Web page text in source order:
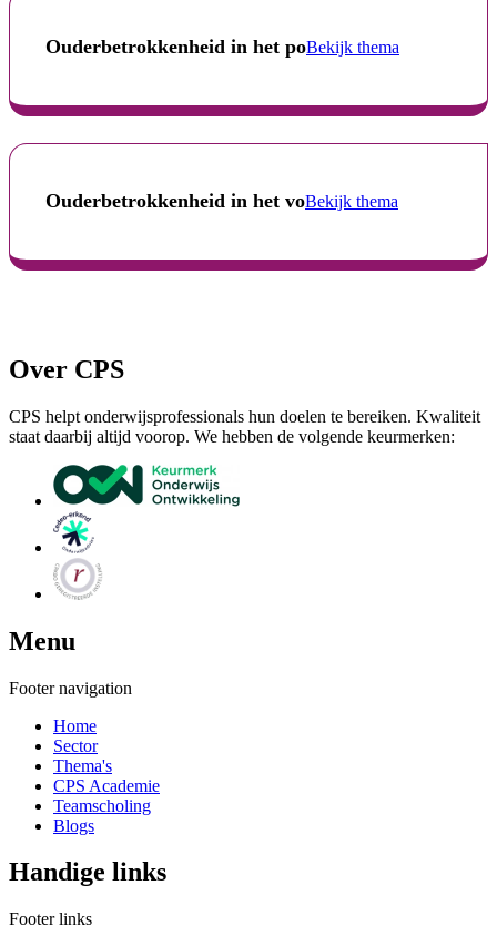
Ouderbetrokkenheid in het poBekijk thema
Ouderbetrokkenheid in het voBekijk thema
Over CPS
CPS helpt onderwijsprofessionals hun doelen te bereiken. Kwaliteit
staat daarbij altijd voorop. We hebben de volgende keurmerken:
Menu
Footer navigation
Home
Sector
Thema's
CPS Academie
Teamscholing
Blogs
Handige links
Footer links